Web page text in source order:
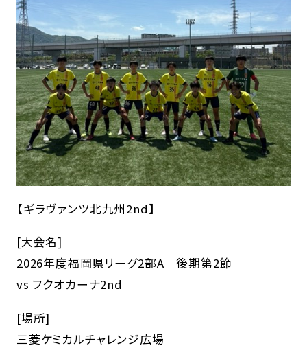
【ギラヴァンツ北九州2nd】
[大会名]
2026年度福岡県リーグ2部A 後期第2節
vs フクオカーナ2nd
[場所]
三菱ケミカルチャレンジ広場